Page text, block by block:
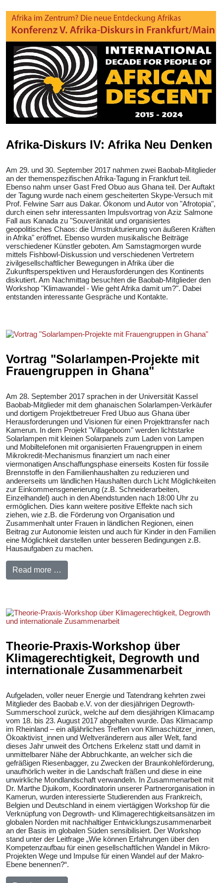
Afrika-Diskurs IV: Afrika Neu Denken
Am 29. und 30. September 2017 nahmen zwei Baobab-Mitglieder
an der themenspezifischen Afrika-Tagung in Frankfurt teil.
Ebenso nahm unser Gast Fred Obuo aus Ghana teil. Der Auftakt
der Tagung wurde nach einem gescheiterten Skype-Versuch mit
Prof. Felwine Sarr aus Dakar. Ökonom und Autor von "Afrotopia",
durch einen sehr interessanten Impulsvortrag von Aziz Salmone
Fall aus Kanada zu "Souveränität und organisiertes
geopolitisches Chaos: die Umstrukturierung von äußeren Kräften
in Afrika" eröffnet. Ebenso wurden musikalische Beiträge
verschiedener Künstler geboten. Am Samstagmorgen wurde
mittels Fishbowl-Diskussion und verschiedenen Vertretern
zivilgesellschaftlicher Bewegungen in Afrika über die
Zukunftsperspektiven und Herausforderungen des Kontinents
diskutiert. Am Nachmittag besuchten die Baobab-Mitglieder den
Workshop "Klimawandel - Wie geht Afrika damit um?". Dabei
entstanden interessante Gespräche und Kontakte.
Vortrag "Solarlampen-Projekte mit
Frauengruppen in Ghana"
Am 28. September 2017 sprachen in der Universität Kassel
Baobab-Mitglieder mit dem ghanaischen Solarlampen-Verkäufer
und dortigem Projektbetreuer Fred Ubuo aus Ghana über
Herausforderungen und Visionen für einen Projekttransfer nach
Kamerun. In dem Projekt "Villageboom" werden lichtstarke
Solarlampen mit kleinen Solarpanels zum Laden von Lampen
und Mobiltelefonen mit organisierten Frauengruppen in einem
Mikrokredit-Mechanismus finanziert um nach einer
viermonatigen Anschaffungsphase einerseits Kosten für fossile
Brennstoffe in den Familienhaushalten zu reduzieren und
andererseits um ländlichen Haushalten durch Licht Möglichkeiten
zur Einkommensgenerierung (z.B. Schneiderarbeiten,
Einzelhandel) auch in den Abendstunden nach 18:00 Uhr zu
ermöglichen. Dies kann weitere positive Effekte nach sich
ziehen, wie z.B. die Förderung von Organisation und
Zusammenhalt unter Frauen in ländlichen Regionen, einen
Beitrag zur Autonomie leisten und auch für Kinder in den Familien
eine Möglichkeit darstellen unter besseren Bedingungen z.B.
Hausaufgaben zu machen.
Read more …
Theorie-Praxis-Workshop über
Klimagerechtigkeit, Degrowth und
internationale Zusammenarbeit
Aufgeladen, voller neuer Energie und Tatendrang kehrten zwei
Mitglieder des Baobab e.V. von der diesjährigen Degrowth-
Summerschool zurück, welche auf dem diesjährigen Klimacamp
vom 18. bis 23. August 2017 abgehalten wurde. Das Klimacamp
im Rheinland – ein alljährliches Treffen von Klimaschützer_innen,
Ökoaktivist_innen und Weltveränderern aus aller Welt, fand
dieses Jahr unweit des Örtchens Erkelenz statt und damit in
unmittelbarer Nähe der Abbruchkante, an welcher sich die
gefräßigen Riesenbagger, zu Zwecken der Braunkohleförderung,
unaufhörlich weiter in die Landschaft fräßen und diese in eine
unwirkliche Mondlandschaft verwandeln. In Zusammenarbeit mit
Dr. Marthe Djuikom, Koordinatorin unserer Partnerorganisation in
Kamerun, wurden interessierte Studierenden aus Frankreich,
Belgien und Deutschland in einem viertägigen Workshop für die
Verknüpfung von Degrowth- und Klimagerechtigkeitsansätzen im
globalen Norden mit nachhaltiger Entwicklungszusammenarbeit
an der Basis im globalen Süden sensibilisiert. Der Workshop
stand unter der Leitfrage „Wie können Erfahrungen über den
Kompetenzaufbau für einen gesellschaftlichen Wandel in Mikro-
Projekten Wege und Impulse für einen Wandel auf der Makro-
Ebene benennen?“.